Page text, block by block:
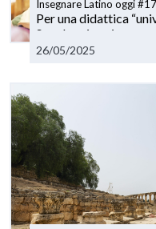
Insegnare Latino oggi #17
Per una didattica
Scuola primaria
26/05/2025